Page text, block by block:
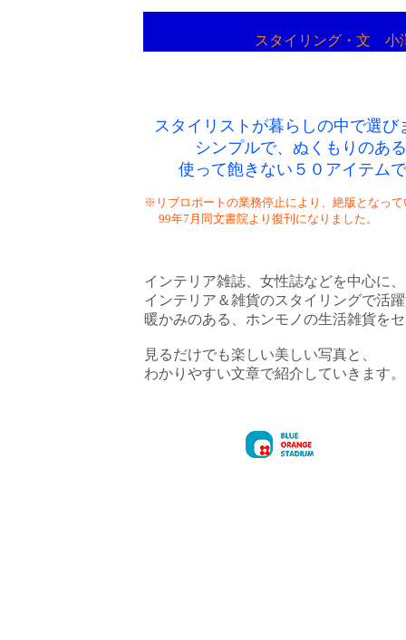
スタイリング・文 小
スタイリストが暮らしの中で選び
シンプルで、ぬくもりのあ
使って飽きない５０アイテム
※リブロポートの業務停止により、絶版となっ
99年7月同文書院より復刊にな
インテリア雑誌、女性誌などを中心に、
インテリア＆雑貨のスタイリングで活
暖かみのある、ホンモノの生活雑貨を
見るだけでも楽しい美しい写真と、
わかりやすい文章で紹介していきます。